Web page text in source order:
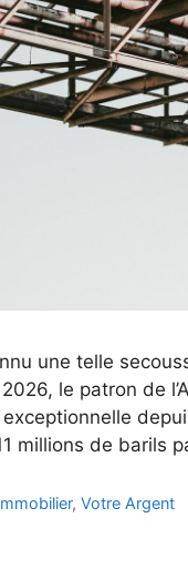
une telle
le patron de
millions de barils
,Votre Argent